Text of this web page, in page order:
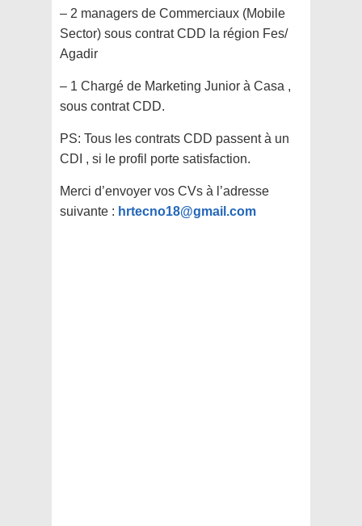
– 2 managers de Commerciaux (Mobile
Sector) sous contrat CDD la région Fes/
Agadir
– 1 Chargé de Marketing Junior à Casa ,
sous contrat CDD.
PS: Tous les contrats CDD passent à un
CDI , si le profil porte satisfaction.
Merci d’envoyer vos CVs à l’adresse
suivante : hrtecno18@gmail.com